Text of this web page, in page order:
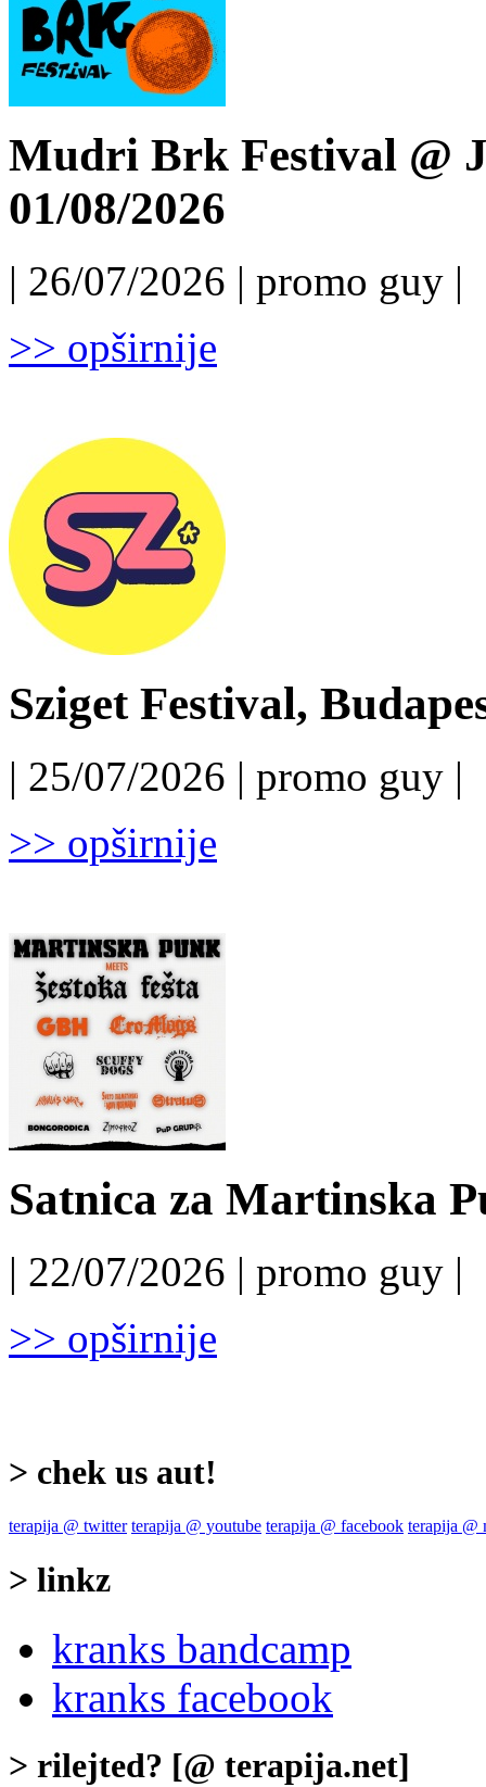
Mudri Brk Festival @
01/08/2026
| 26/07/2026 | promo guy |
>> opširnije
Sziget Festival,
| 25/07/2026 | promo guy |
>> opširnije
Satnica za Martinska
| 22/07/2026 | promo guy |
>> opširnije
> chek us aut!
terapija @ twitter terapija @ youtube terapija @ facebook terapija @
> linkz
kranks bandcamp
kranks facebook
> rilejted? [@ terapija.net]